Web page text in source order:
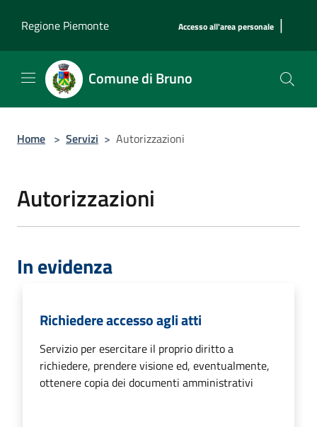
Regione Piemonte
Accesso all'area personale |
Comune di Bruno
Home > Servizi > Autorizzazioni
Autorizzazioni
In evidenza
Richiedere accesso agli atti
Servizio per esercitare il proprio diritto a
richiedere, prendere visione ed, eventualmente,
ottenere copia dei documenti amministrativi